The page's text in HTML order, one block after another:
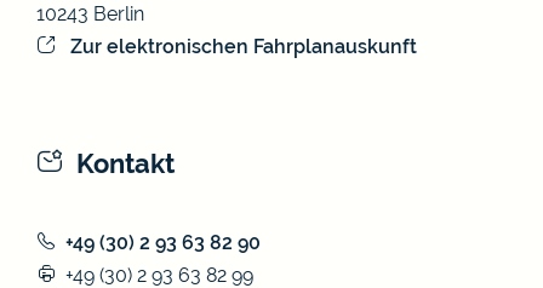
10243 Berlin
Zur elektronischen Fahrplanauskunft
Kontakt
+49 (30) 2 93 63 82 90
+49 (30) 2 93 63 82 99